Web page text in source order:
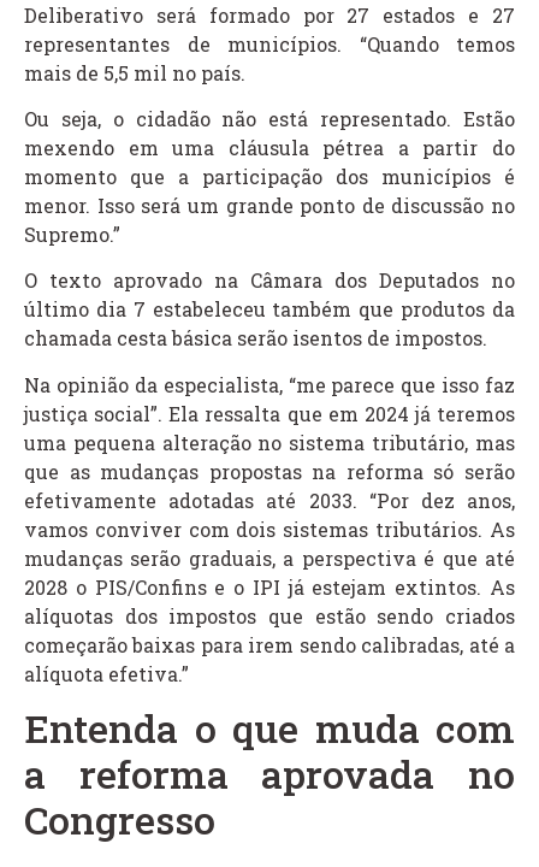
Deliberativo será formado por 27 estados e 27
representantes de municípios. “Quando temos
mais de 5,5 mil no país.
Ou seja, o cidadão não está representado. Estão
mexendo em uma cláusula pétrea a partir do
momento que a participação dos municípios é
menor. Isso será um grande ponto de discussão no
Supremo.”
O texto aprovado na Câmara dos Deputados no
último dia 7 estabeleceu também que produtos da
chamada cesta básica serão isentos de impostos.
Na opinião da especialista, “me parece que isso faz
justiça social”. Ela ressalta que em 2024 já teremos
uma pequena alteração no sistema tributário, mas
que as mudanças propostas na reforma só serão
efetivamente adotadas até 2033. “Por dez anos,
vamos conviver com dois sistemas tributários. As
mudanças serão graduais, a perspectiva é que até
2028 o PIS/Confins e o IPI já estejam extintos. As
alíquotas dos impostos que estão sendo criados
começarão baixas para irem sendo calibradas, até a
alíquota efetiva.”
Entenda o que muda com
a reforma aprovada no
Congresso